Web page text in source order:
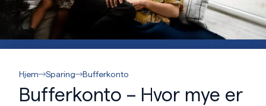
Hjem Sparing Bufferkonto
Bufferkonto – Hvor mye er